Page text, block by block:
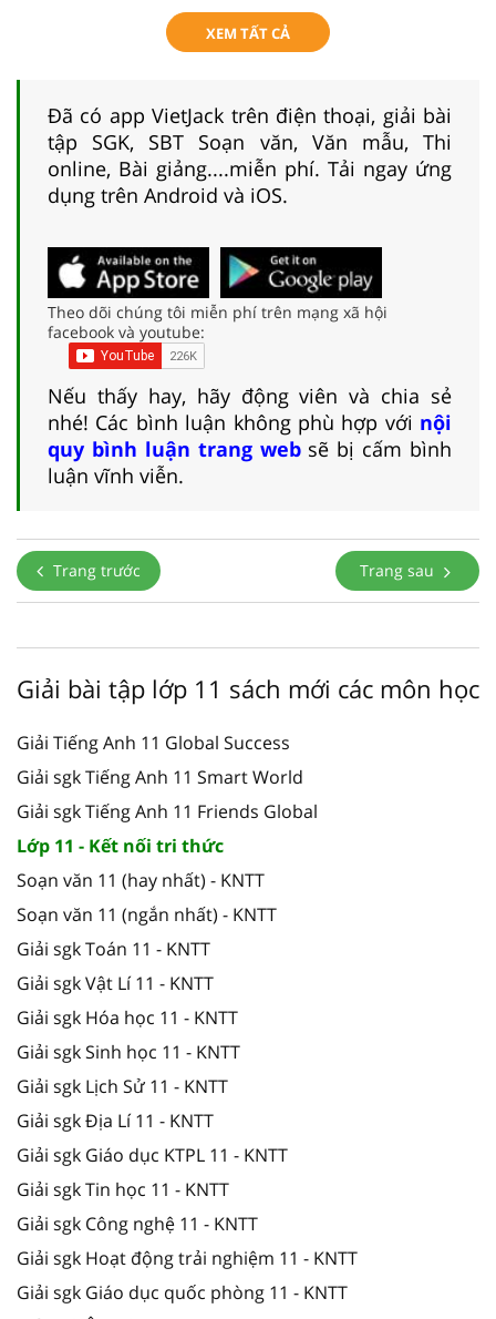
XEM TẤT CẢ
Đã có app VietJack trên điện thoại, giải bài
tập SGK, SBT Soạn văn, Văn mẫu, Thi
online, Bài giảng....miễn phí. Tải ngay ứng
dụng trên Android và iOS.
Theo dõi chúng tôi miễn phí trên mạng xã hội
facebook và youtube:
Nếu thấy hay, hãy động viên và chia sẻ
nhé! Các bình luận không phù hợp với nội
quy bình luận trang websẽ bị cấm bình
luận vĩnh viễn.
Trang trước Trang sau
Giải bài tập lớp 11 sách mới các môn học
Giải Tiếng Anh 11 Global Success
Giải sgk Tiếng Anh 11 Smart World
Giải sgk Tiếng Anh 11 Friends Global
Lớp 11 - Kết nối tri thức
Soạn văn 11 (hay nhất) - KNTT
Soạn văn 11 (ngắn nhất) - KNTT
Giải sgk Toán 11 - KNTT
Giải sgk Vật Lí 11 - KNTT
Giải sgk Hóa học 11 - KNTT
Giải sgk Sinh học 11 - KNTT
Giải sgk Lịch Sử 11 - KNTT
Giải sgk Địa Lí 11 - KNTT
Giải sgk Giáo dục KTPL 11 - KNTT
Giải sgk Tin học 11 - KNTT
Giải sgk Công nghệ 11 - KNTT
Giải sgk Hoạt động trải nghiệm 11 - KNTT
Giải sgk Giáo dục quốc phòng 11 - KNTT